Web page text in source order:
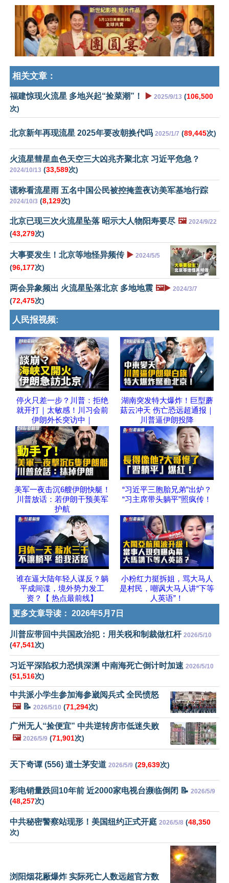
相关文章：
福建惊现火流星 多地兴起“捡菜潮”！ ▶️ 2025/9/13 (106,500
次)
北京新年再现流星 2025年要改朝换代吗 2025/1/7 (89,445次)
火流星彗星血色天空三大凶兆齐聚北京 习近平危急？
2024/10/13 (33,589次)
谎称看流星雨 五名中国公民被控掩盖夜访美军基地行踪
2024/10/3 (8,129次)
北京已现三次火流星坠落 昭示大人物阳寿要尽 🖼️ 2024/9/22
(43,279次)
大事要发生！北京等地怪异频传 ▶️ 2024/5/5
(96,177次)
两会异象频出 火流星坠落北京 多地地震 🖼️▶️ 2024/3/7
(72,475次)
人民报视频:
停火只差一步？川普：拒绝
就开打｜太敏感！川习会前
伊朗外长突访中｜
湖南突发特大爆炸！巨型蘑
菇云冲天 伤亡恐远超通报｜
川普逼伊朗投降
美军一夜击沉6艘伊朗快艇！
川普放话：若伊朗干预美军
护航
“习近平三胞胎兄弟”出炉？
“习主席带头躺平”照疯传！
谁在逼大陆年轻人谋反？躺
平成间谍，境外势力发工
资？【 热点最前线】
小粉红力挺拆姐，骂大马人
是村民，嘲讽大马人讲“下等
人英语”！
更多文章导读： 2026年5月7日
川普应带回中共国政治犯：用关税和制裁做杠杆 2026/5/10
(47,541次)
习近平深陷权力恐惧深渊 中南海死亡倒计时加速 2026/5/10
(51,516次)
中共派小学生参加海参崴阅兵式 全民愤怒
🖼️📝 2026/5/10 (71,294次)
广州无人“捡便宜” 中共逆转房市低迷失败
🖼️ 2026/5/9 (71,901次)
天下奇谭 (556) 道士茅安道 2026/5/9 (29,639次)
彩电销量跌回10年前 近2000家电视台濒临倒闭 📝 2026/5/9
(48,257次)
中共秘密警察站现形！美国纽约正式开庭 2026/5/8 (48,350
次)
浏阳烟花厰爆炸 实际死亡人数远超官方数